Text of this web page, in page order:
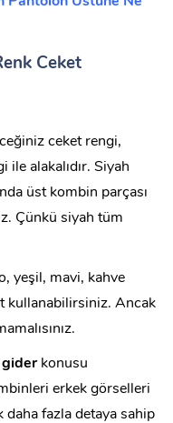
Ceket
ceket rengi,
alakalıdır. Siyah
üst kombin parçası
Çünkü siyah tüm
yeşil, mavi, kahve
kullanabilirsiniz. Ancak
giderkonusu
erkek görselleri
daha fazla detaya sahip